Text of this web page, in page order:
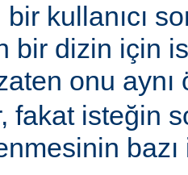
kullanıcı
bir dizin için
onu aynı
fakat isteğin